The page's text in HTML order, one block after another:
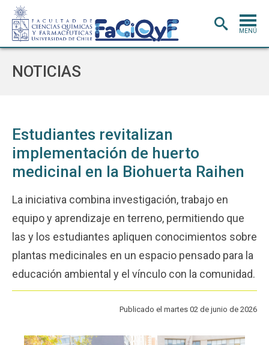
MENÚ
POSTGRADO
INVESTIGACIÓN E INNOVACIÓN
EXTENSIÓNY VINCULACIÓN
BIBLIOTECA
DEPARTAMENTOS
FACULTAD
Funcionarios Egresados
NOTICIAS
Estudiantes revitalizan
implementación de huerto
medicinal en la Biohuerta Raihen
La iniciativa combina investigación, trabajo en
equipo y aprendizaje en terreno, permitiendo que
las y los estudiantes apliquen conocimientos sobre
plantas medicinales en un espacio pensado para la
educación ambiental y el vínculo con la comunidad.
Publicado el martes 02 de junio de 2026